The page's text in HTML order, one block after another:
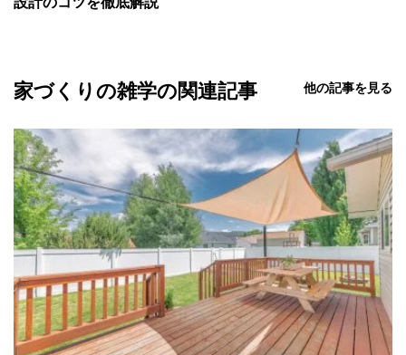
家づくりの雑学の関連記事 他の記事を見る